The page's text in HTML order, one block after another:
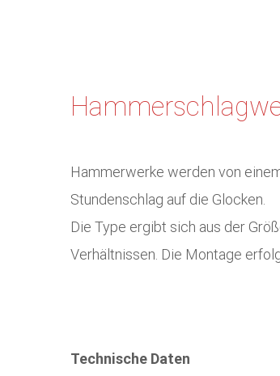
Hammerwerke werden von
Stundenschlag auf die Glocken.
Die Type ergibt sich aus der
Verhältnissen. Die Montage
Technische Daten